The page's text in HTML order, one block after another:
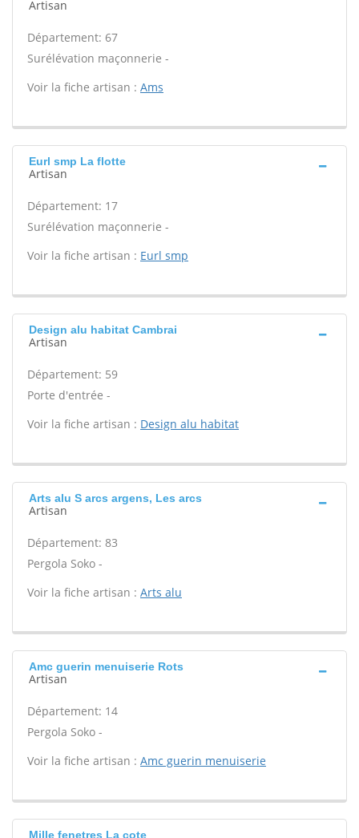
Artisan
Département: 67
Surélévation maçonnerie -
Voir la fiche artisan : Ams
Eurl smp La flotte
Artisan
Département: 17
Surélévation maçonnerie -
Voir la fiche artisan : Eurl smp
Design alu habitat Cambrai
Artisan
Département: 59
Porte d'entrée -
Voir la fiche artisan : Design alu habitat
Arts alu S arcs argens, Les arcs
Artisan
Département: 83
Pergola Soko -
Voir la fiche artisan : Arts alu
Amc guerin menuiserie Rots
Artisan
Département: 14
Pergola Soko -
Voir la fiche artisan : Amc guerin menuiserie
Mille fenetres La cote